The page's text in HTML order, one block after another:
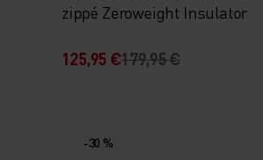
zippé Zeroweight Insulator
125,95 €179,95 €
-30 %